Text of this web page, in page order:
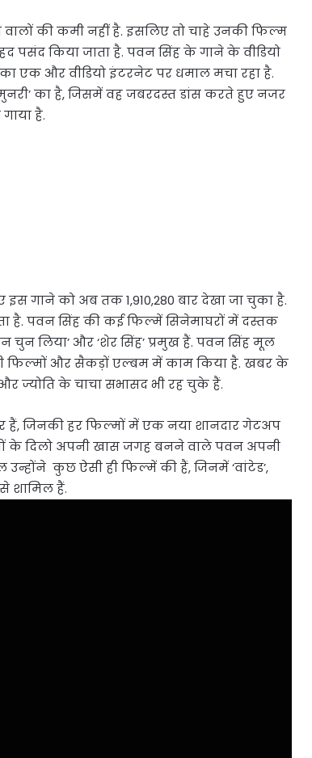
की कमी नहीं है. इसलिए तो चाहे उनकी फिल्म
पसंद किया जाता है. पवन सिंह के गाने के वीडियो
एक और वीडियो इंटरनेट पर धमाल मचा रहा है.
का है, जिसमें वह जबरदस्त डांस करते हुए नजर
है.
इस गाने को अब तक 1,910,280 बार देखा जा चुका है.
है. पवन सिंह की कई फिल्में सिनेमाघरों में दस्तक
चुन लिया’ और ‘शेर सिंह’ प्रमुख हैं. पवन सिंह मूल
फिल्मों और सैकड़ों एल्बम में काम किया है. खबर के
ज्योति के चाचा सभासद भी रह चुके हैं.
हैं, जिनकी हर फिल्मों में एक नया शानदार गेटअप
के दिलो अपनी खास जगह बनने वाले पवन अपनी
कुछ ऐसी ही फिल्में की हैं, जिनमें ‘वांटेड’,
से शामिल हैं.